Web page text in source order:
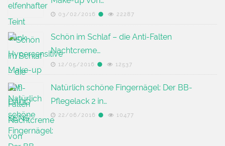
03/02/2016 22287
Schön im Schlaf – die Anti-Falten
Nachtcreme…
12/05/2016 12537
Natürlich schöne Fingernägel: Der BB-
Pflegelack 2 in…
22/06/2016 10477